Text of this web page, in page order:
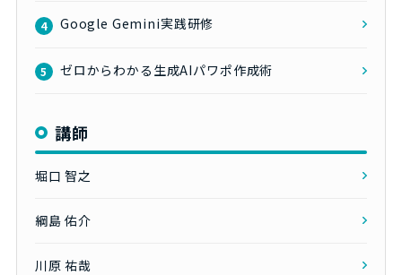
4 Google Gemini実践研修
5 ゼロからわかる生成AIパワポ作成術
講師
堀口 智之
綱島 佑介
川原 祐哉